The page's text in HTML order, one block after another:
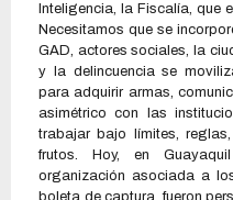
Inteligencia, la Fiscalía, que
Necesitamos que se
GAD, actores sociales, la
y la delincuencia se
para adquirir armas,
asimétrico con las
trabajar bajo límites,
frutos. Hoy, en
organización asociada a